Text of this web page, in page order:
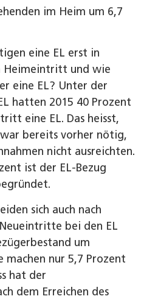
im Heim um 6,7
eine EL erst in
Heimeintritt und wie
eine EL? Unter der
hatten 2015 40 Prozent
eine EL. Das heisst,
bereits vorher nötig,
nicht ausreichten.
ist der EL-Bezug
sich auch nach
bei den EL
um
nur 5,7 Prozent
hat der
dem Erreichen des